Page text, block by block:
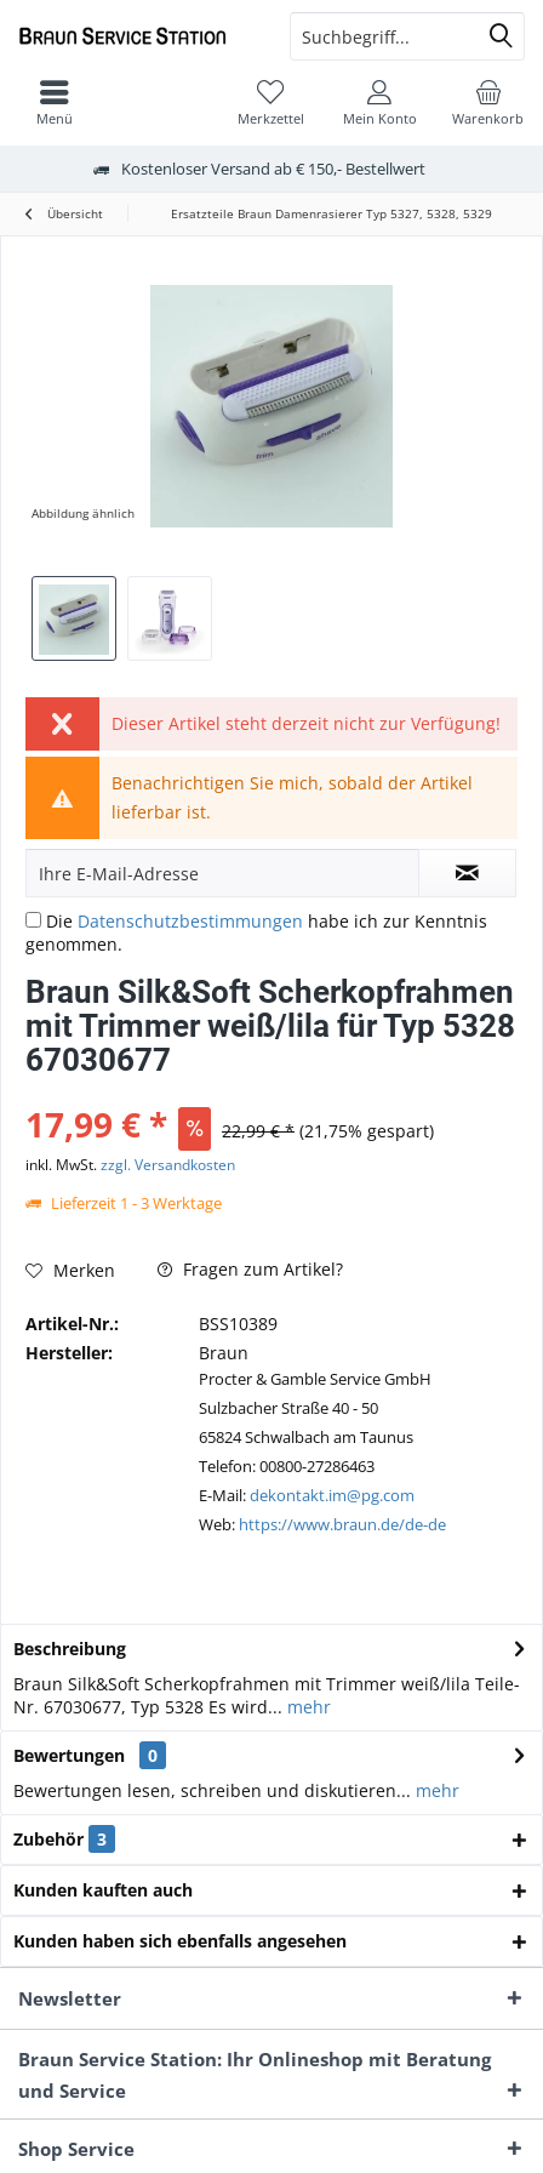
Kostenloser Versand ab € 150,- Bestellwert
Warenkorb
Merkzettel Mein Konto
Menü
Übersicht Ersatzteile Braun Damenrasierer Typ 5327, 5328, 5329
Abbildung ähnlich
Dieser Artikel steht derzeit nicht zur Verfügung!
Benachrichtigen Sie mich, sobald der Artikel
lieferbar ist.
Die Datenschutzbestimmungen habe ich zur Kenntnis
genommen.
Braun Silk&Soft Scherkopfrahmen
mit Trimmer weiß/lila für Typ 5328
67030677
17,99 € * 22,99 € * (21,75% gespart)
inkl. MwSt.zzgl. Versandkosten
Lieferzeit 1 - 3 Werktage
Merken Fragen zum Artikel?
Artikel-Nr.:
BSS10389
Hersteller:
Braun
Procter & Gamble Service GmbH
Sulzbacher Straße 40 - 50
65824 Schwalbach am Taunus
Telefon: 00800-27286463
E-Mail:dekontakt.im@pg.com
Web: https://www.braun.de/de-de
Beschreibung
Braun Silk&Soft Scherkopfrahmen mit Trimmer weiß/lila Teile-
Nr. 67030677, Typ 5328 Es wird... mehr
Bewertungen
0
Bewertungen lesen, schreiben und diskutieren... mehr
Zubehör 3
Kunden kauften auch
Kunden haben sich ebenfalls angesehen
Newsletter
Braun Service Station: Ihr Onlineshop mit Beratung
und Service
Shop Service